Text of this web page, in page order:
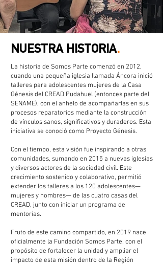
NUESTRA HISTORIA.
La historia de Somos Parte comenzó en 2012,
cuando una pequeña iglesia llamada Áncora inició
talleres para adolescentes mujeres de la Casa
Génesis del CREAD Pudahuel (entonces parte del
SENAME), con el anhelo de acompañarlas en sus
procesos reparatorios mediante la construcción
de vínculos sanos, significativos y duraderos. Esta
iniciativa se conoció como Proyecto Génesis.
Con el tiempo, esta visión fue inspirando a otras
comunidades, sumando en 2015 a nuevas iglesias
y diversos actores de la sociedad civil. Este
crecimiento sostenido y colaborativo, permitió
extender los talleres a los 120 adolescentes—
mujeres y hombres— de las cuatro casas del
CREAD, junto con iniciar un programa de
mentorías.
Fruto de este camino compartido, en 2019 nace
oficialmente la Fundación Somos Parte, con el
propósito de fortalecer la unidad y ampliar el
impacto de esta misión dentro de la Región